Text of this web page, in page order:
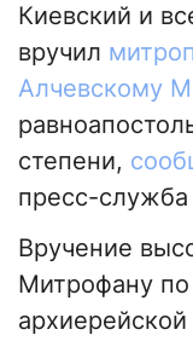
Киевский и
вручил
Алчевскому
степени,
пресс-служба
Вручение
Митрофану